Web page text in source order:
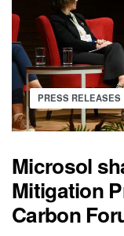
PRESS RELEASES
Microsol
Mitigation
Carbon